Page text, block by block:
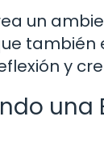
un
también
y
una